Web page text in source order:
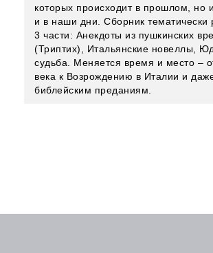
которых происходит в прошлом, но
и в наши дни. Сборник тематически
3 части: Анекдоты из пушкинских
(Триптих), Итальянские новеллы,
судьба. Меняется время и место –
века к Возрождению в Италии и
библейским преданиям.